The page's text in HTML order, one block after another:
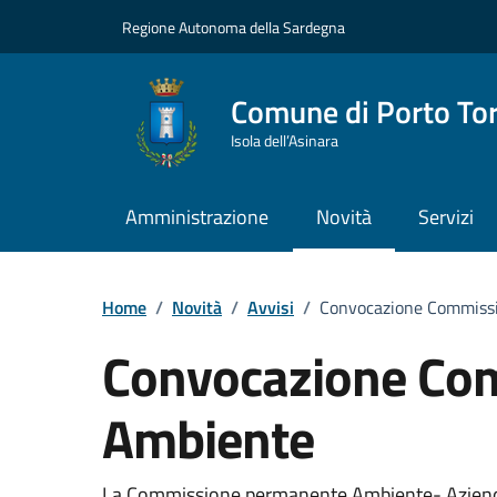
Regione Autonoma della Sardegna
Comune di Porto
Isola dell’Asinara
Amministrazione Novità Servizi
Home / Novità / Avvisi / Convocazione
Convocazione
Ambiente